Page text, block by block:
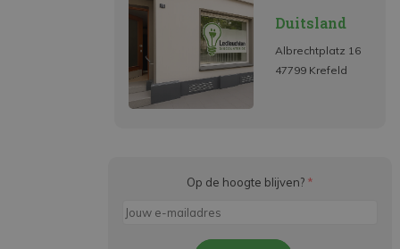
Duitsland
Albrechtplatz 16
47799 Krefeld
Op de hoogte blijven? *